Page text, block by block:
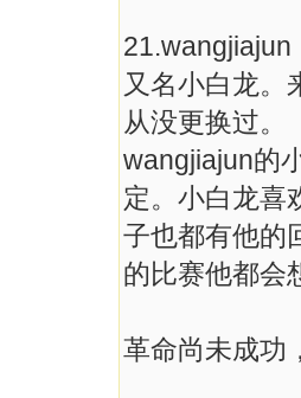
21.wangjiajun
又名小白龙。
从没更换过。
wangjiajun的
定。小白龙喜
子也都有他的
的比赛他都会
革命尚未成功